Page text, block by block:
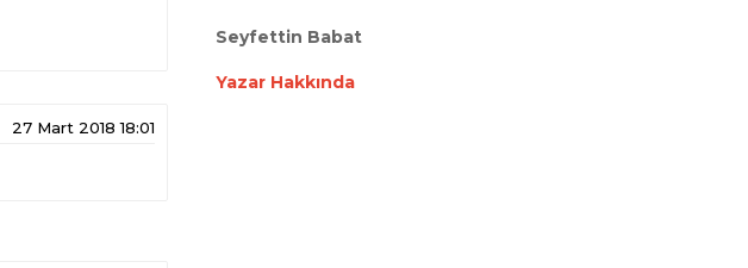
27 Mart 2018 18:01
Seyfettin Babat
Yazar Hakkında